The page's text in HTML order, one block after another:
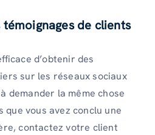
de clients
d’obtenir des
sur les réseaux sociaux
demander la même chose
que vous avez conclu une
contactez votre client